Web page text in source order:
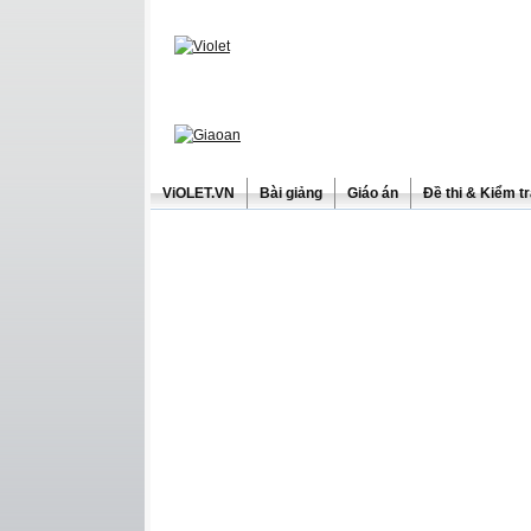
ViOLET.VN Bài giảng Giáo án Đề thi & Kiểm